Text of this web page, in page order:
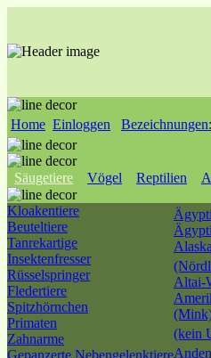
Home Einloggen Bezeichnungen:
Säugetiere Vögel Reptilien
Kloakentiere
Beuteltiere
Tanrekartige
Insektenfresser
Rüsselspringer
Fledertiere
Spitzhörnchen
Primaten
Zahnarme
Gepanzerte Nebengelenktiere
Altai-
(kein